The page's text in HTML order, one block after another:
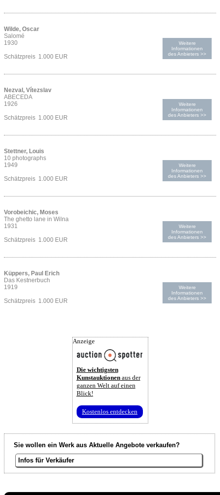
Wilde, Oscar
Salomé
1930
Schätzpreis 1.000 EUR
Weitere
Informationen
des Anbieters >>
Nezval, Vítezslav
ABECEDA
1926
Schätzpreis 1.000 EUR
Weitere
Informationen
des Anbieters >>
Stettner, Louis
10 photographs
1949
Schätzpreis 1.000 EUR
Weitere
Informationen
des Anbieters >>
Vorobeichic, Moses
The ghetto lane in Wilna
1931
Schätzpreis 1.000 EUR
Weitere
Informationen
des Anbieters >>
Küppers, Paul Erich
Das Kestnerbuch
1919
Schätzpreis 1.000 EUR
Weitere
Informationen
des Anbieters >>
Anzeige
Die wichtigsten
Kunstauktionenaus der
ganzen Welt auf einen
Blick!
Kostenlos entdecken
Sie wollen ein Werk aus Aktuelle Angebote verkaufen?
Infos für Verkäufer